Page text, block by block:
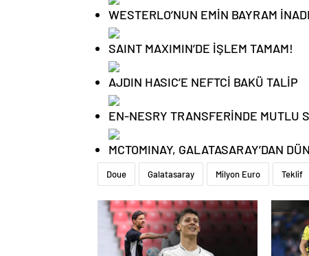
WESTERLO’NUN EMİN BAYRAM İNADI
SAINT MAXIMIN’DE İŞLEM TAMAM!
AJDIN HASIC’E NEFTCİ BAKÜ TALİP
EN-NESRY TRANSFERİNDE MUTLU
MCTOMINAY, GALATASARAY’DAN
Doue Galatasaray Milyon Euro Teklif